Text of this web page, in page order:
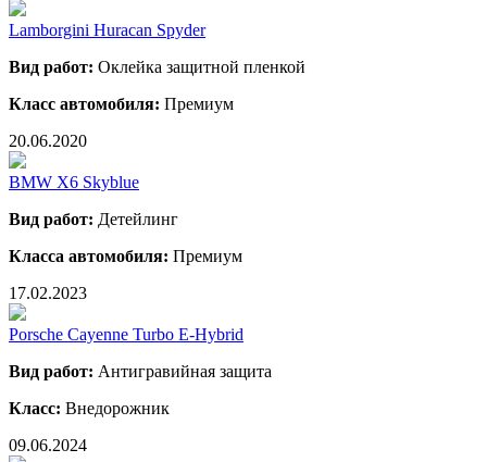
Lamborgini Huracan Spyder
Вид работ: Оклейка защитной пленкой
Класс автомобиля: Премиум
20.06.2020
BMW X6 Skyblue
Вид работ: Детейлинг
Класса автомобиля: Премиум
17.02.2023
Porsche Cayenne Turbo E-Hybrid
Вид работ: Антигравийная защита
Класс: Внедорожник
09.06.2024